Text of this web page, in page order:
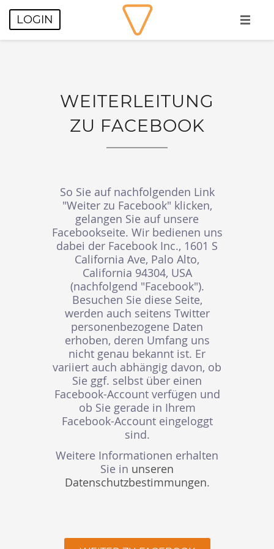
KONTAKT
LOGIN
WEITERLEITUNG
ZU FACEBOOK
So Sie auf nachfolgenden Link
"Weiter zu Facebook" klicken,
gelangen Sie auf unsere
Facebookseite. Wir bedienen uns
dabei der Facebook Inc., 1601 S
California Ave, Palo Alto,
California 94304, USA
(nachfolgend "Facebook").
Besuchen Sie diese Seite,
werden auch seitens Twitter
personenbezogene Daten
erhoben, deren Umfang uns
nicht genau bekannt ist. Er
variiert auch abhängig davon, ob
Sie ggf. selbst über einen
Facebook-Account verfügen und
ob Sie gerade in Ihrem
Facebook-Account eingeloggt
sind.
Weitere Informationen erhalten
Sie in unseren
Datenschutzbestimmungen.